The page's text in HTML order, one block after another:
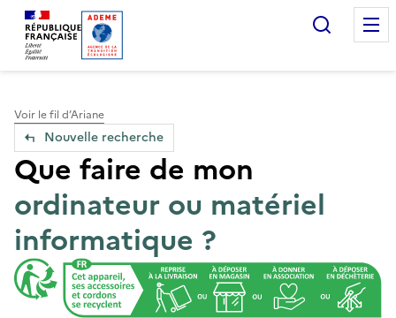
Accueil — Que Faire de mes objets & déchets
Voir le fil d’Ariane
Nouvelle recherche
Que faire de mon
ordinateur ou matériel
informatique ?